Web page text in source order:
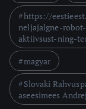
https://
neljajalgne-
aktiivsust-ning-
magyar
Slovaki
aseesimees